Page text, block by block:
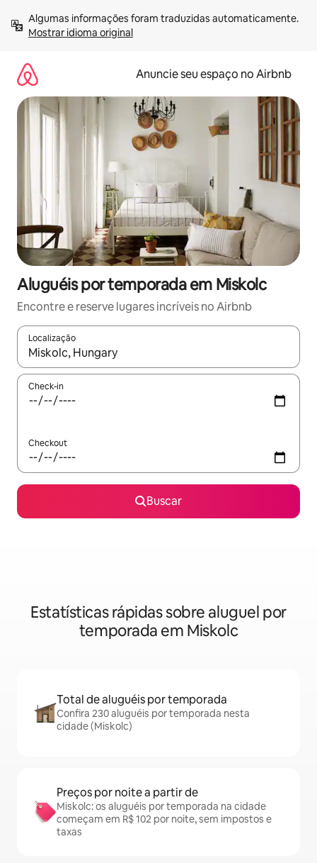
para
Mostrar idioma original
Anuncie seu espaço no Airbnb
Aluguéis por temporada em Miskolc
Encontre e reserve lugares incríveis no Airbnb
Localização
Quando os resultados estiverem disponíveis, explore-os
Check-in
Checkout
Buscar
Estatísticas rápidas sobre aluguel por
temporada em Miskolc
Total de aluguéis por temporada
Confira 230 aluguéis por temporada nesta
cidade (Miskolc)
Preços por noite a partir de
Miskolc: os aluguéis por temporada na cidade
começam em R$ 102 por noite, sem impostos e
taxas